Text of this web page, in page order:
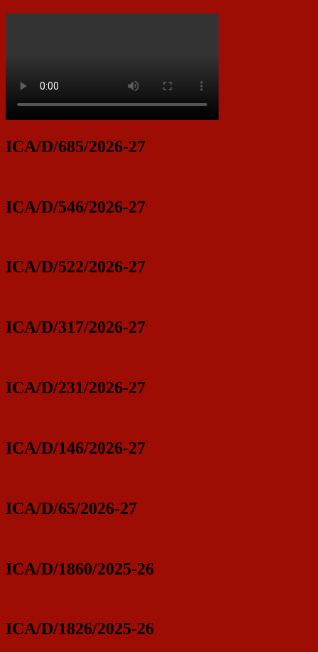
ICA/D/685/2026-27
ICA/D/546/2026-27
ICA/D/522/2026-27
ICA/D/317/2026-27
ICA/D/231/2026-27
ICA/D/146/2026-27
ICA/D/65/2026-27
ICA/D/1860/2025-26
ICA/D/1826/2025-26